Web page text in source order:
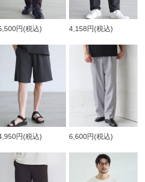
円(税込) 4,158円(税込)
円(税込) 6,600円(税込)